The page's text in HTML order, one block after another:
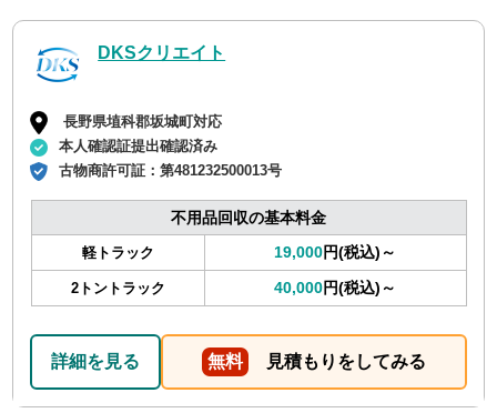
DKSクリエイト
長野県埴科郡坂城町対応
本人確認証提出確認済み
古物商許可証：第481232500013号
不用品回収の基本料金
軽トラック 19,000円(税込)～
2トントラック 40,000円(税込)～
詳細を見る 無料 見積もりをしてみる